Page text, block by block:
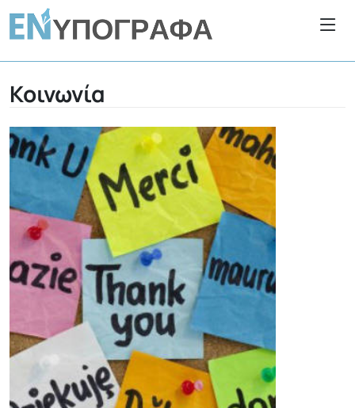
Κοινωνία